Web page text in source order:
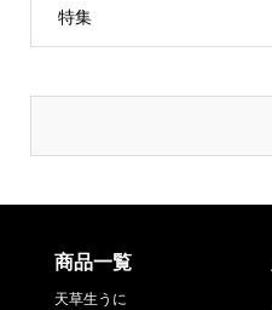
特集
商品一覧
天草生うに